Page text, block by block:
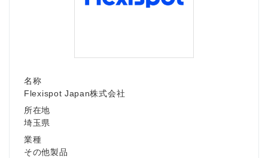
名称
Flexispot Japan株式会社
所在地
埼玉県
業種
その他製品